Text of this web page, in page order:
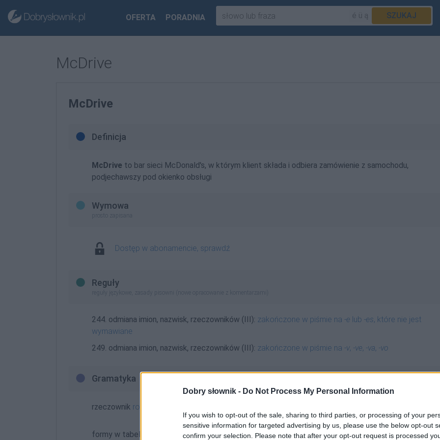
Dobry słownik - Do Not Process My Personal Information
If you wish to opt-out of the sale, sharing to third parties, or processing of your
sensitive information for targeted advertising by us, please use the below opt-out
confirm your selection. Please note that after your opt-out request is processed
OFERTA PORADNIA SZUKAJ
McDrive
McDrive
Definicja
McDrive to bar sieci McDonald's, w którym klient składa i odbiera zamówienie z samochodu,
podjechawszy pod okienko obsługi
Wymowa
prosto zapisana
Dostęp w abonamencie, sprawdź
Reguły
reguły językowe, zasady pisowni (nowe opracowanie z komentarzami)
244. odmiana imion, nazwisk, rzeczowników (III): zakończone w piśmie na -e lub -es, które nie jest
wymawiane
249. odmiana imion, nazwisk, rzeczowników (III): zakończone w piśmie na -v, -ve, -va, -vo
Gramatyka
rzeczownik rodzaj męskorzeczowy
formy w tabelce: